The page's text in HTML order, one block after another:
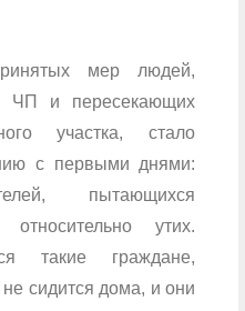
мер людей,
ЧП и пересекающих
участка, стало
с первыми днями:
пытающихся
относительно утих.
такие граждане,
сидится дома, и они